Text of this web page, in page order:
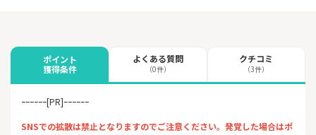
ポイント
獲得条件
よくある質問
（0件）
クチコミ
（3件）
ｰｰｰｰｰｰ[PR]ｰｰｰｰｰｰ
SNSでの拡散は禁止となりますのでご注意ください。発覚した場合はポ